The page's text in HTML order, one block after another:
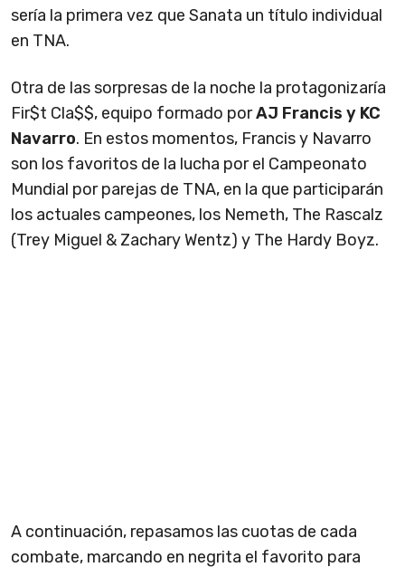
sería la primera vez que Sanata un título individual
en TNA.
Otra de las sorpresas de la noche la protagonizaría
Fir$t Cla$$, equipo formado porAJ Francis y KC
Navarro. En estos momentos, Francis y Navarro
son los favoritos de la lucha por el Campeonato
Mundial por parejas de TNA, en la que participarán
los actuales campeones, los Nemeth, The Rascalz
(Trey Miguel & Zachary Wentz) y The Hardy Boyz.
A continuación, repasamos las cuotas de cada
combate, marcando en negrita el favorito para